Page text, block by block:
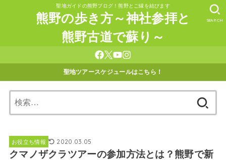
聖地ガイドの熊野ブログ！熊野とご縁を結びます
熊野の歩き方～神社参拝と
熊野古道で蘇り～
SEARCH
聖地ツアースケジュールはこちら！
索:
お役立ち情報 2020.03.05
クマノザクラツアーの参加方法とは？熊野で新